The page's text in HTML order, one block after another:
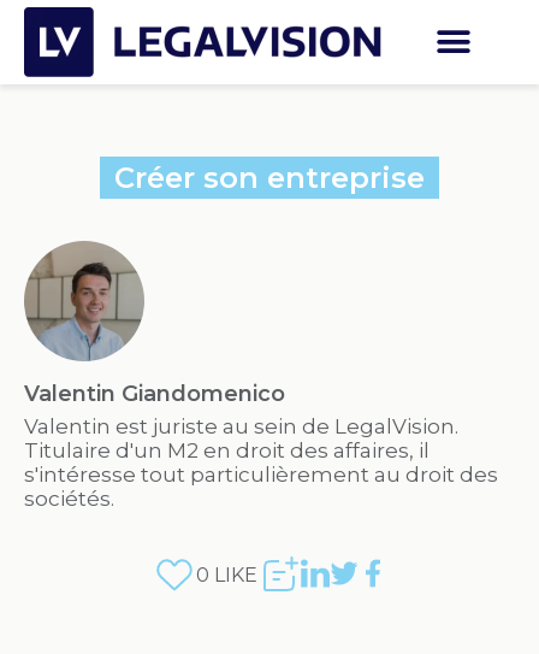
Créer son entreprise
Valentin Giandomenico
Valentin est juriste au sein de LegalVision.
Titulaire d'un M2 en droit des affaires, il
s'intéresse tout particulièrement au droit des
sociétés.
0 LIKE